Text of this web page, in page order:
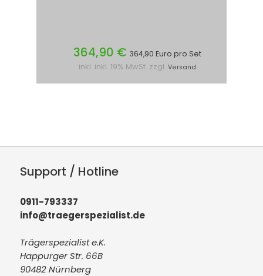
364,90 € 364,90 Euro pro Set
inkl. inkl. 19% MwSt. zzgl. Versand
Support / Hotline
0911-793337
info@traegerspezialist.de
Trägerspezialist e.K.
Happurger Str. 66B
90482 Nürnberg